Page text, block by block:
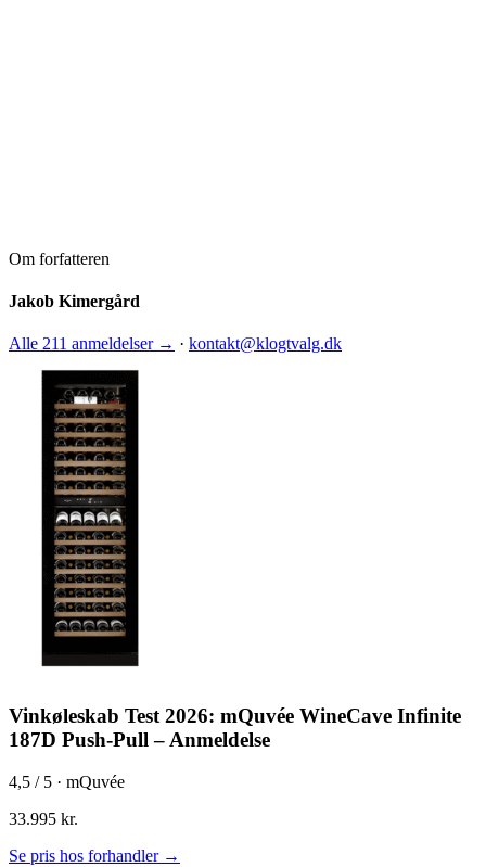
Om forfatteren
Jakob Kimergård
Alle 211 anmeldelser → · kontakt@klogtvalg.dk
Vinkøleskab Test 2026: mQuvée WineCave Infinite
187D Push-Pull – Anmeldelse
4,5 / 5 · mQuvée
33.995 kr.
Se pris hos forhandler →